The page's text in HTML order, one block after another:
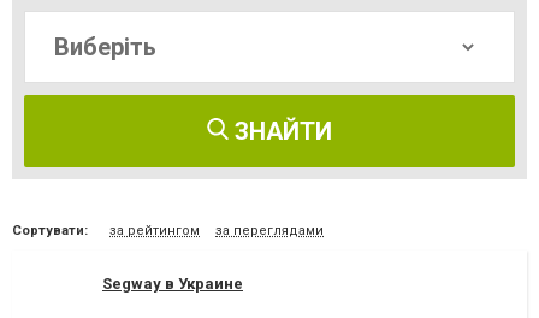
ЗНАЙТИ
Сортувати: за рейтингом за переглядами
Segway в Украине